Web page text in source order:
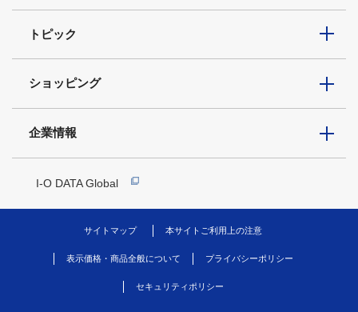
トピック
ショッピング
企業情報
I-O DATA Global
サイトマップ 本サイトご利用上の注意
表示価格・商品全般について プライバシーポリシー
セキュリティポリシー